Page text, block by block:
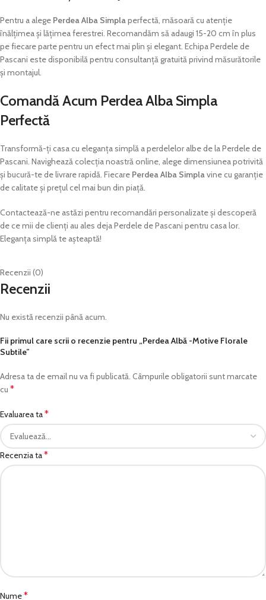
Pentru a alege Perdea Alba Simplaperfectă, măsoară cu atenție
înălțimea și lățimea ferestrei. Recomandăm să adaugi 15-20 cm în plus
pe fiecare parte pentru un efect mai plin și elegant. Echipa Perdele de
Pascani este disponibilă pentru consultanță gratuită privind măsurătorile
și montajul.
Comandă Acum Perdea Alba Simpla
Perfectă
Transformă-ți casa cu eleganța simplă a perdelelor albe de la Perdele de
Pascani. Navighează colecția noastră online, alege dimensiunea potrivită
și bucură-te de livrare rapidă. Fiecare Perdea Alba Simplavine cu garanție
de calitate și prețul cel mai bun din piață.
Contactează-ne astăzi pentru recomandări personalizate și descoperă
de ce mii de clienți au ales deja Perdele de Pascani pentru casa lor.
Eleganța simplă te așteaptă!
Recenzii (0)
Recenzii
Nu există recenzii până acum.
Fii primul care scrii o recenzie pentru „Perdea Albă -Motive Florale
Subtile”
Adresa ta de email nu va fi publicată. Câmpurile obligatorii sunt marcate
cu *
Evaluarea ta*
Recenzia ta*
Nume*